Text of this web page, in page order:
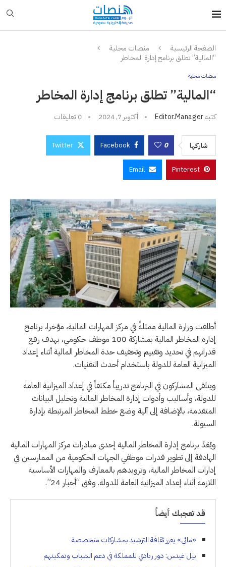
الصفحة الرئيسية
منصات محلية
“المالية” تطلق برنامج إدارة المخاطر
منصات محلية
“المالية” تطلق برنامج إدارة المخاطر
كتبهEditor.manager أكتوبر 7, 2024 0 تعليقات
شاركها 0
Facebook
Twitter
Pinterest
Email
​أطلقت وزارة المالية ممثلةً في مركز المهارات المالية، مؤخرا، برنامج
إدارة المخاطر المالية بمشاركة 100 موظف حكومي، بهدف رفع
قدراتهم في تحديد وتقييم وتخفيف حدة المخاطر المالية أثناء إعداد
الميزانية العامة للدولة باستخدام أحدث التقنيات.
ويتلقى المشاركون في البرنامج تدريباً مكثفاً في إعداد الميزانية العامة
للدولة، وأساليب وأدوات إدارة المخاطر المالية وتحليل البيانات
المتقدمة، بالإضافة إلى آلية وضع خطط المخاطر المرتبطة بإدارة
السيولة.
ويُعَدّ برنامج إدارة المخاطر المالية إحدى مبادرات مركز المهارات المالية
الهادفة إلى تطوير قدرات موظفي الجهات الحكومية من الممارسين في
إدارات المخاطر المالية، وتزويدهم بالمعارف والمهارات الأساسية
اللازمة أثناء إعداد الميزانية العامة للدولة. وفق “أخبار 24”.
قد تعجبك أيضاً
«مائي» يعزز ثقافة الترشيد بمشاركات متخصصة
بيل غيتس: دور ريادي للمملكة في دعم الشباب وتمكينهم